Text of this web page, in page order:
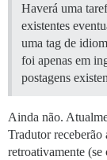
Haverá uma
existentes
uma tag de
foi apenas em
postagens
Ainda não.
Tradutor receberão
retroativamente